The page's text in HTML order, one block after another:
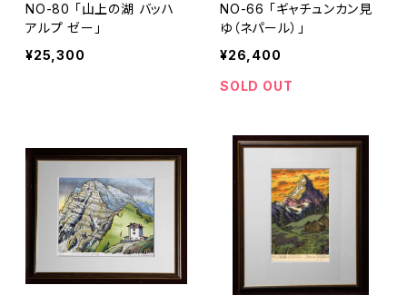
NO-80 「山上の湖 バッハ
アルプ ゼー」
¥25,300
NO-66 「ギャチュンカン見
ゆ（ネパール）」
¥26,400
SOLD OUT